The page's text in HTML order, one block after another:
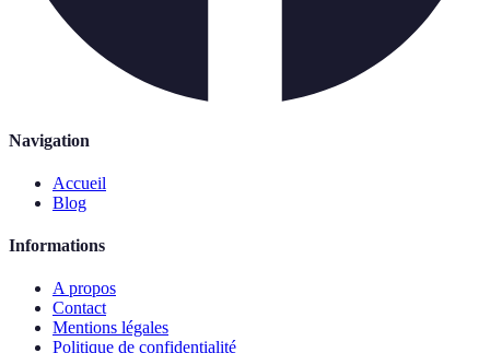
Navigation
Accueil
Blog
Informations
A propos
Contact
Mentions légales
Politique de confidentialité